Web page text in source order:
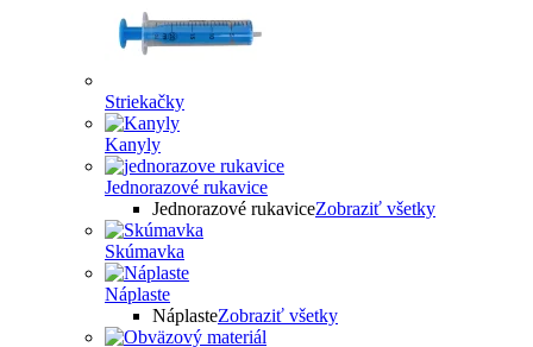
Striekačky
Kanyly
Jednorazové rukavice
Jednorazové rukaviceZobraziť všetky
Skúmavka
Náplaste
NáplasteZobraziť všetky